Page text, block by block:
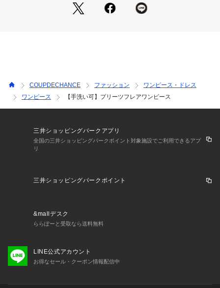
ります。また、パソコン・スマートフォンなどの環境により、
若干製品と画像のカラーが異なる場合もございます。
COUPDECHANCE ファッション
ワンピース・ドレス
ワンピース
【手洗い可】プリーツフレアワンピース
三井ショッピングパークアプリ
全国の三井ショッピングパークポイント対象施設でご利用できるアプ
リ
三井ショッピングパークポイント
&mallデスク
ららぽーと受取なら送料無料
LINE公式アカウント
お得なセール・クーポン情報配信中